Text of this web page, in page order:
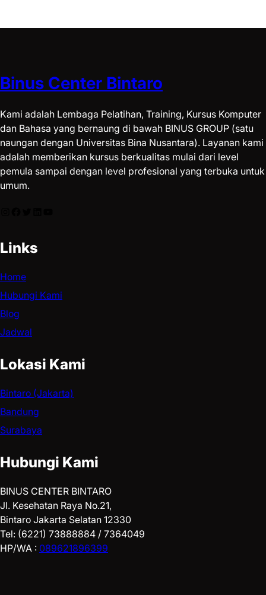
Binus Center Bintaro
Kami adalah Lembaga Pelatihan, Training, Kursus Komputer
dan Bahasa yang bernaung di bawah BINUS GROUP (satu
naungan dengan Universitas Bina Nusantara). Layanan kami
adalah memberikan kursus berkualitas mulai dari level
pemula sampai dengan level profesional yang terbuka untuk
umum.
Links
Home
Hubungi Kami
Blog
Jadwal
Lokasi Kami
Bintaro (Jakarta)
Bandung
Surabaya
Hubungi Kami
BINUS CENTER BINTARO
Jl. Kesehatan Raya No.21,
Bintaro Jakarta Selatan 12330
Tel: (6221) 73888884 / 7364049
HP/WA : 089621896399